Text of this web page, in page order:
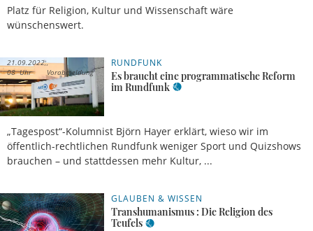
Platz für Religion, Kultur und Wissenschaft wäre
wünschenswert.
RUNDFUNK
Es braucht eine programmatische Reform
im Rundfunk
„Tagespost“-Kolumnist Björn Hayer erklärt, wieso wir im
öffentlich-rechtlichen Rundfunk weniger Sport und Quizshows
brauchen – und stattdessen mehr Kultur, ...
21.09.2022,
08 Uhr
Vorabmeldung
GLAUBEN & WISSEN
Transhumanismus : Die Religion des
Teufels
05.05.2022,
19 Uhr
Stefan
Rehder